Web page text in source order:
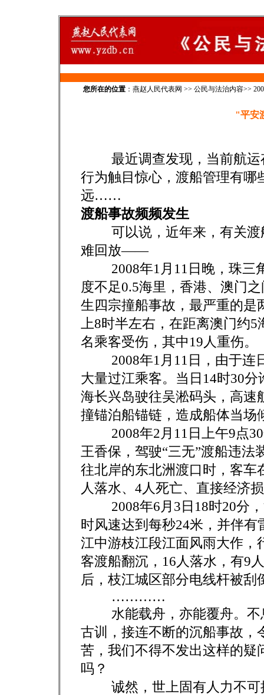
您所在的位置： 燕赵人民代表网 >> 公民与法治内容>>
"平安
最近调查发现，当前航运
行为触目惊心，渡船管理有哪
远……
渡船事故频频发生
可以说，近年来，有关渡
难回放——
2008年1月11日晚，珠三
度不足0.5海里，香港、澳门
生四宗撞船事故，最严重的是
上8时半左右，在距离澳门约
名乘客受伤，其中19人重伤。
2008年1月11日，由于连
大量过江乘客。当日14时30
海长兴岛驶往吴淞码头，高速
撞锚泊船锚链，造成船体当场
2008年2月11日上午9点30
王香保，驾驶“三无”渡船违
往北岸的东北洲渡口时，客车
人落水、4人死亡、直接经济
2008年6月3日18时20分，
时风速达到每秒24米，并伴
江中游枝江段江面风雨大作，
客渡船翻沉，16人落水，有9
后，枝江城区部分电线杆被刮
…………
水能载舟，亦能覆舟。不
古训，接连不断的沉船事故，
苦，我们不得不发出这样的疑
吗？
诚然，世上固有人力不可